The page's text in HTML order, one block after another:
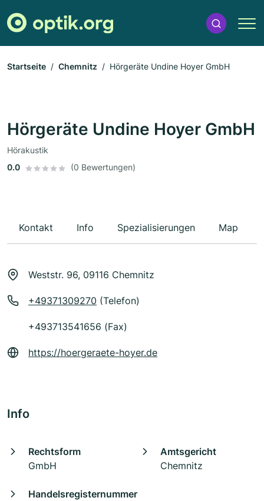
Startseite Chemnitz Hörgeräte Undine Hoyer GmbH
Hörgeräte Undine Hoyer GmbH
Hörakustik
0.0
(0 Bewertungen)
Kontakt Info Spezialisierungen Map
Weststr. 96, 09116 Chemnitz
+49371309270 (Telefon)
+493713541656 (Fax)
https://hoergeraete-hoyer.de
Info
Rechtsform
GmbH
Amtsgericht
Chemnitz
Handelsregisternummer